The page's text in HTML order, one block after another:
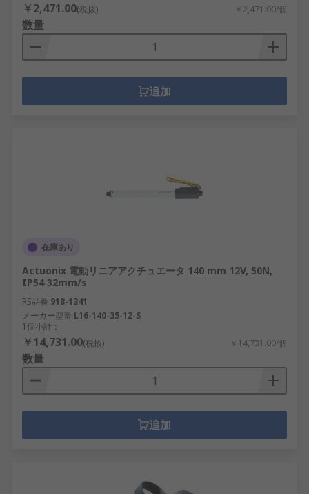
￥2,471.00(税抜) ￥2,471.00/個
数量
追加
在庫あり
Actuonix 電動リニアアクチュエータ 140 mm 12V, 50N,
IP54 32mm/s
RS品番 918-1341
メーカー型番 L16-140-35-12-S
1個小計：
￥14,731.00(税抜) ￥14,731.00/個
数量
追加